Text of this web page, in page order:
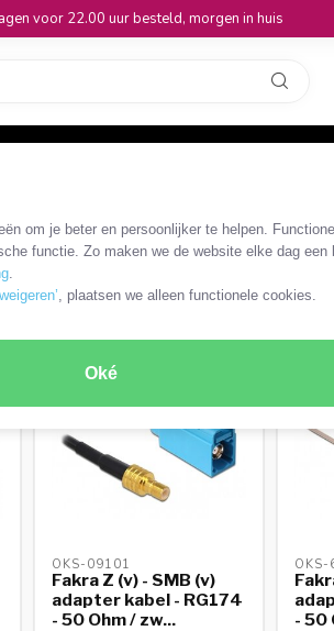
om je beter en persoonlijker te helpen.
functie. Zo maken we de website elke dag een
.
, plaatsen we alleen functionele cookies.
Oké
voor 22.00 uur besteld, morgen in huis
OKS-09101
Fakra Z (v) - SMB (v)
adapter kabel - RG174
- 50 Ohm / zw...
- 50